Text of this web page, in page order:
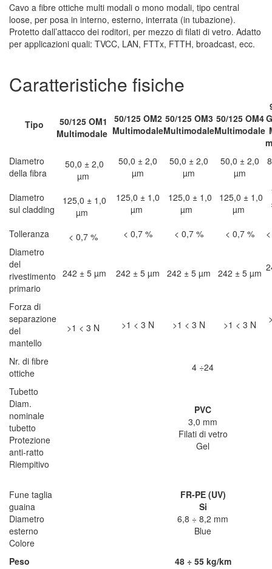
Cavo a fibre ottiche multi modali o mono modali, tipo central
loose, per posa in interno, esterno, interrata (in tubazione).
Protetto dall’attacco dei roditori, per mezzo di filati di vetro. Adatto
per applicazioni quali: TVCC, LAN, FTTx, FTTH, broadcast, ecc.
Caratteristiche fisiche
Tipo
50/125 OM1
Multimodale
50/125 OM2
Multimodale
50/125 OM3
Multimodale
50/125 OM4
Multimodale
Diametro
della fibra
50,0 ± 2,0
µm
50,0 ± 2,0
µm
50,0 ± 2,0
µm
50,0 ± 2,0
µm
Diametro
sul cladding
125,0 ± 1,0
µm
125,0 ± 1,0
µm
125,0 ± 1,0
µm
125,0 ± 1,0
µm
Tolleranza < 0,7 % < 0,7 % < 0,7 % < 0,7 %
Diametro
del
rivestimento
primario
242 ± 5 µm 242 ± 5 µm 242 ± 5 µm 242 ± 5 µm
Forza di
separazione
del
mantello
>1 < 3 N >1 < 3 N >1 < 3 N >1 < 3 N
Nr. di fibre
ottiche
4 ÷24
Tubetto
Diam.
nominale
tubetto
Protezione
anti-ratto
Riempitivo
PVC
3,0 mm
Filati di vetro
Gel
Fune taglia
guaina
Diametro
esterno
Colore
FR-PE (UV)
Si
6,8 ÷ 8,2 mm
Blue
Peso 48 ÷ 55 kg/km